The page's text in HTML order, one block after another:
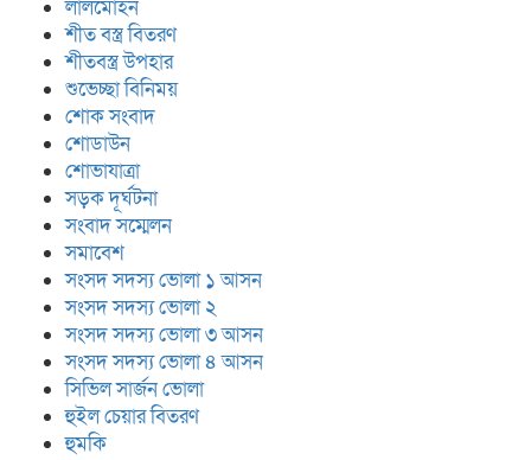
লালমোহন
শীত বস্ত্র বিতরণ
শীতবস্ত্র উপহার
শুভেচ্ছা বিনিময়
শোক সংবাদ
শোডাউন
শোভাযাত্রা
সড়ক দূর্ঘটনা
সংবাদ সম্মেলন
সমাবেশ
সংসদ সদস্য ভোলা ১ আসন
সংসদ সদস্য ভোলা ২
সংসদ সদস্য ভোলা ৩ আসন
সংসদ সদস্য ভোলা ৪ আসন
সিভিল সার্জন ভোলা
হুইল চেয়ার বিতরণ
হুমকি